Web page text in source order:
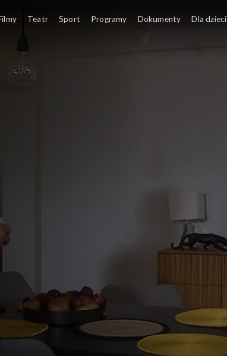
Teatr Sport Programy Dokumenty Dla dzieci